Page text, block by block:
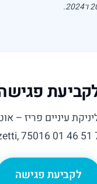
פגישה
עיניים פריז – אוטיי
פגישה